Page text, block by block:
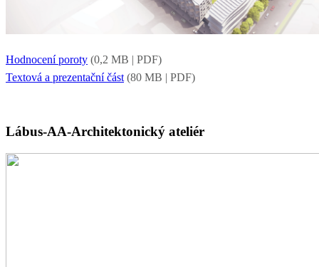
Hodnocení poroty (0,2 MB | PDF)
Textová a prezentační část(80 MB | PDF)
Lábus-AA-Architektonický ateliér